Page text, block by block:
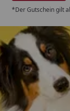
*Der Gutschein gilt